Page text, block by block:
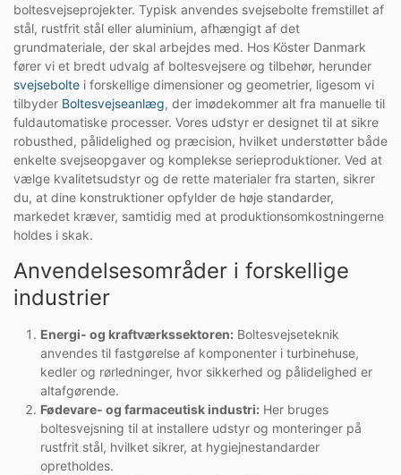
boltesvejseprojekter. Typisk anvendes svejsebolte fremstillet af
stål, rustfrit stål eller aluminium, afhængigt af det
grundmateriale, der skal arbejdes med. Hos Köster Danmark
fører vi et bredt udvalg af boltesvejsere og tilbehør, herunder
svejsebolte i forskellige dimensioner og geometrier, ligesom vi
tilbyder Boltesvejseanlæg, der imødekommer alt fra manuelle til
fuldautomatiske processer. Vores udstyr er designet til at sikre
robusthed, pålidelighed og præcision, hvilket understøtter både
enkelte svejseopgaver og komplekse serieproduktioner. Ved at
vælge kvalitetsudstyr og de rette materialer fra starten, sikrer
du, at dine konstruktioner opfylder de høje standarder,
markedet kræver, samtidig med at produktionsomkostningerne
holdes i skak.
Anvendelsesområder i forskellige
industrier
Energi- og kraftværkssektoren: Boltesvejseteknik
anvendes til fastgørelse af komponenter i turbinehuse,
kedler og rørledninger, hvor sikkerhed og pålidelighed er
altafgørende.
Fødevare- og farmaceutisk industri: Her bruges
boltesvejsning til at installere udstyr og monteringer på
rustfrit stål, hvilket sikrer, at hygiejnestandarder
opretholdes.